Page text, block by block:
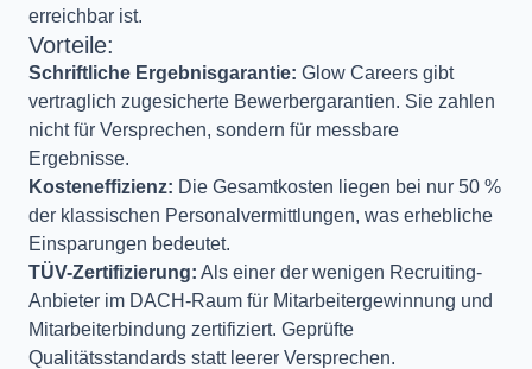
erreichbar ist.
Vorteile:
Schriftliche Ergebnisgarantie: Glow Careers gibt
vertraglich zugesicherte Bewerbergarantien. Sie zahlen
nicht für Versprechen, sondern für messbare
Ergebnisse.
Kosteneffizienz: Die Gesamtkosten liegen bei nur 50 %
der klassischen Personalvermittlungen, was erhebliche
Einsparungen bedeutet.
TÜV-Zertifizierung: Als einer der wenigen Recruiting-
Anbieter im DACH-Raum für Mitarbeitergewinnung und
Mitarbeiterbindung zertifiziert. Geprüfte
Qualitätsstandards statt leerer Versprechen.